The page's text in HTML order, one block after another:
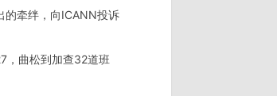
的牵绊，向ICANN投诉
，曲松到加查32道班